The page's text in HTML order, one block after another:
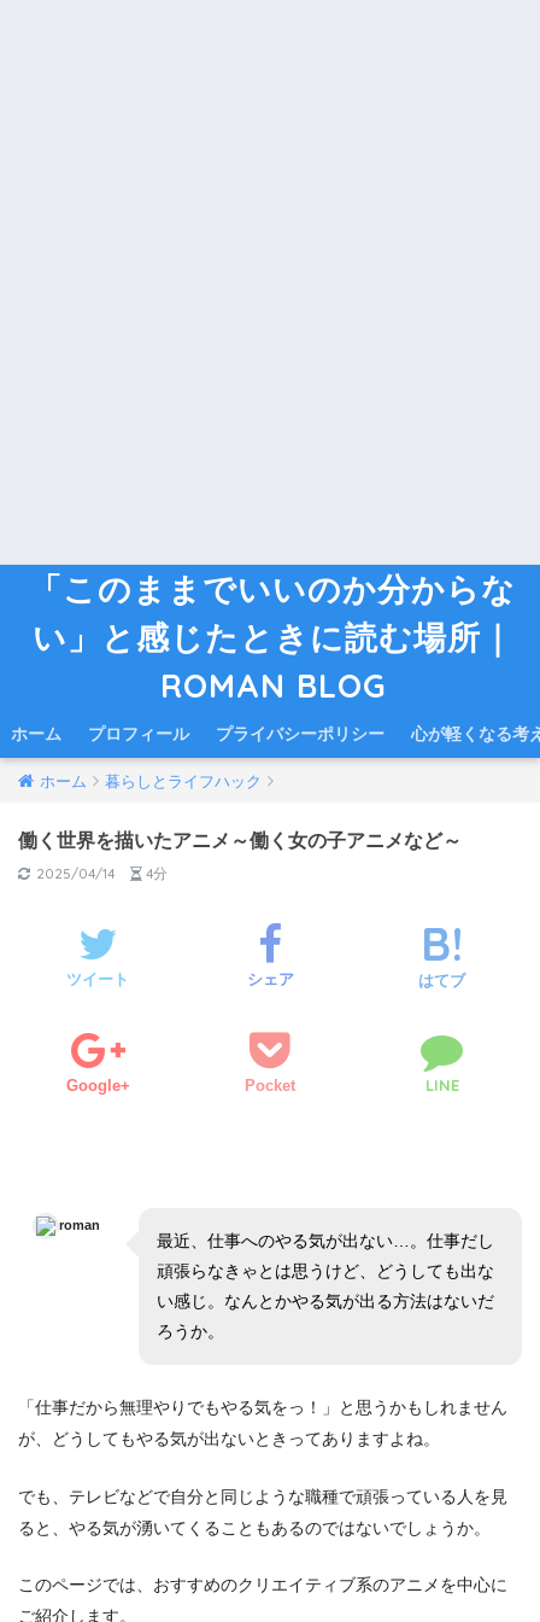
「このままでいいのか分からな
い」と感じたときに読む場所｜
ROMAN BLOG
ホーム プロフィール プライバシーポリシー 心が軽くなる考
ホーム 暮らしとライフハック
働く世界を描いたアニメ～働く女の子アニメなど～
2025/04/14 4分
ツイート シェア はてブ
Google+ Pocket LINE
roman
最近、仕事へのやる気が出ない…。仕事だし
頑張らなきゃとは思うけど、どうしても出な
い感じ。なんとかやる気が出る方法はないだ
ろうか。
「仕事だから無理やりでもやる気をっ！」と思うかもしれません
が、どうしてもやる気が出ないときってありますよね。
でも、テレビなどで自分と同じような職種で頑張っている人を見
ると、やる気が湧いてくることもあるのではないでしょうか。
このページでは、おすすめのクリエイティブ系のアニメを中心に
ご紹介します。